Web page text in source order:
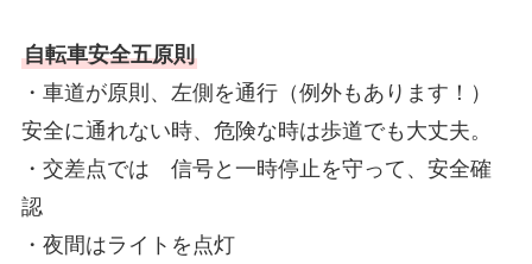
自転車安全五原則
・車道が原則、左側を通行（例外もあります！）
安全に通れない時、危険な時は歩道でも大丈夫。
・交差点では 信号と一時停止を守って、安全確
認
・夜間はライトを点灯